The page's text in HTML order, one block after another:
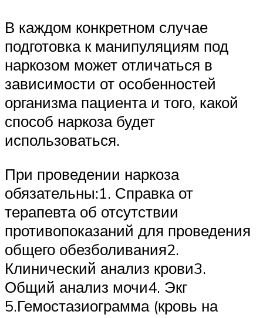
В каждом конкретном случае
подготовка к манипуляциям под
наркозом может отличаться в
зависимости от особенностей
организма пациента и того, какой
способ наркоза будет
использоваться.
При проведении наркоза
обязательны:1. Справка от
терапевта об отсутствии
противопоказаний для проведения
общего обезболивания2.
Клинический анализ крови3.
Общий анализ мочи4. Экг
5.Гемостазиограмма (кровь на